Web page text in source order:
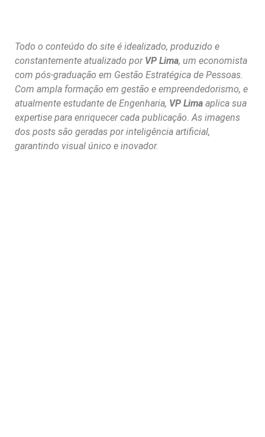
Todo o conteúdo do site é idealizado, produzido e
constantemente atualizado por VP Lima, um economista
com pós-graduação em Gestão Estratégica de Pessoas.
Com ampla formação em gestão e empreendedorismo, e
atualmente estudante de Engenharia, VP Lima aplica sua
expertise para enriquecer cada publicação. As imagens
dos posts são geradas por inteligência artificial,
garantindo visual único e inovador.